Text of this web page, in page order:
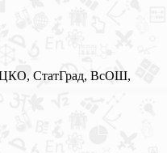
СтатГрад, ВсОШ,